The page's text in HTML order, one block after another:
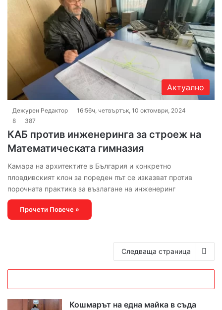
Актуално
Дежурен Редактор
16:56ч, четвъртък, 10 октомври, 2024
8
387
КАБ против инженеринга за строеж на
Математическата гимназия
Камара на архитектите в България и конкретно
пловдивският клон за пореден път се изказват против
порочната практика за възлагане на инженеринг
Прочети Повече »
Следваща страница
Кошмарът на една майка в съда